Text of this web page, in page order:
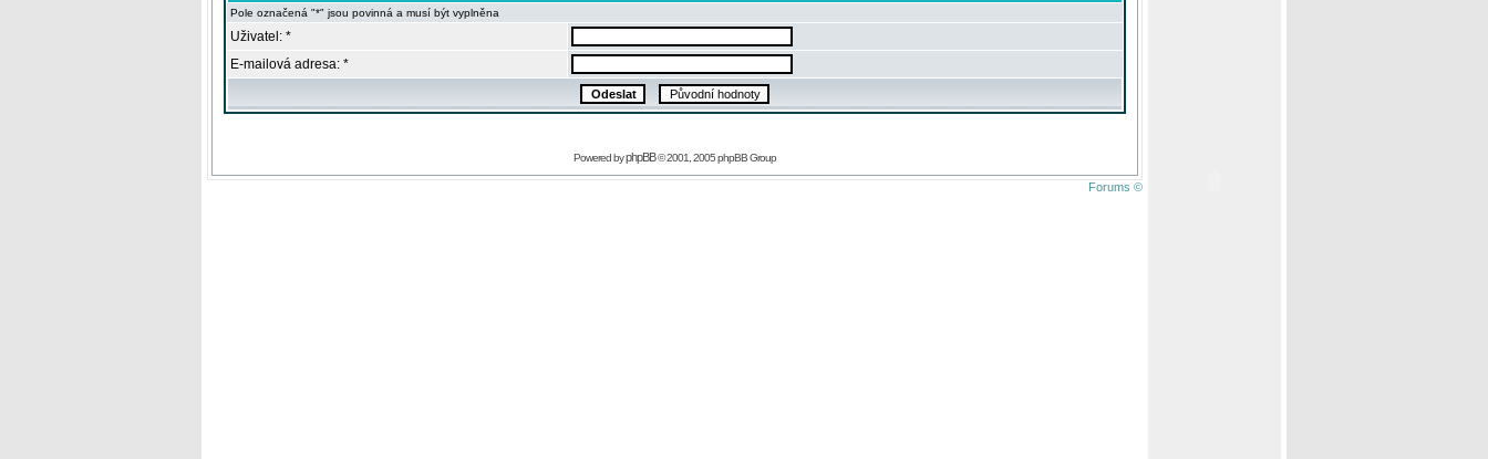
Pole označená "*" jsou povinná a musí být vyplněna
Uživatel: *
E-mailová adresa: *
Powered byphpBB© 2001, 2005 phpBB Group
Forums ©